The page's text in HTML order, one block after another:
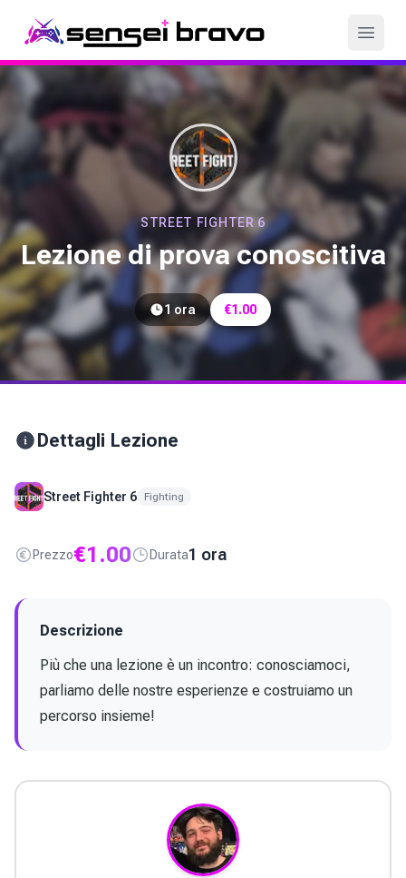
Servizi
Come funziona
Login
STREET FIGHTER 6
Lezione di prova conoscitiva
1 ora €1.00
Dettagli Lezione
Street Fighter 6 Fighting
Prezzo€1.00 Durata1 ora
Descrizione
Più che una lezione è un incontro: conosciamoci,
parliamo delle nostre esperienze e costruiamo un
percorso insieme!